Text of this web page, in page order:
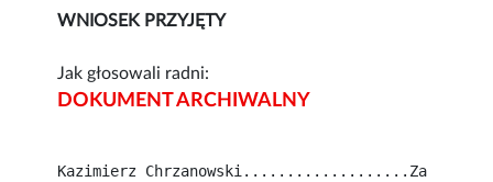
WNIOSEK PRZYJĘTY
Jak głosowali radni:
DOKUMENT ARCHIWALNY
Kazimierz Chrzanowski...................Za